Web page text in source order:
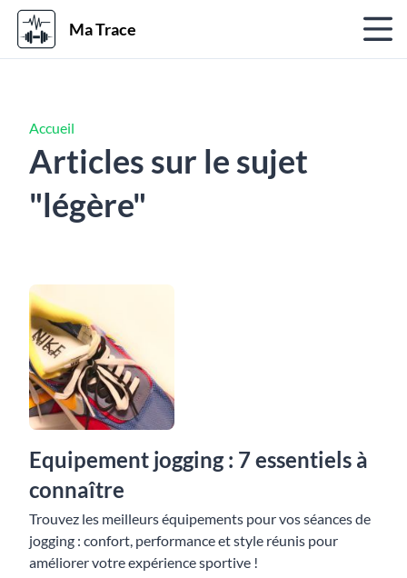
Ma Trace
Accueil
Articles sur le sujet
"légère"
Equipement jogging : 7 essentiels à
connaître
Trouvez les meilleurs équipements pour vos séances de
jogging : confort, performance et style réunis pour
améliorer votre expérience sportive !